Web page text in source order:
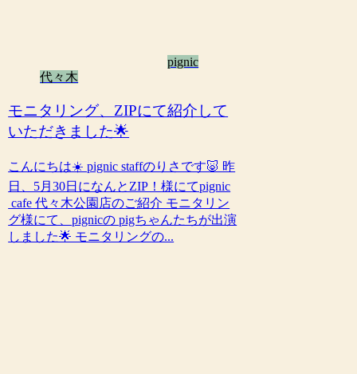
pignic
代々木
モニタリング、ZIPにて紹介して
いただきました🌟
こんにちは☀️ pignic staffのりさです🐷 昨
日、5月30日になんとZIP！様にてpignic
cafe 代々木公園店のご紹介 モニタリン
グ様にて、pignicの pigちゃんたちが出演
しました🌟 モニタリングの...